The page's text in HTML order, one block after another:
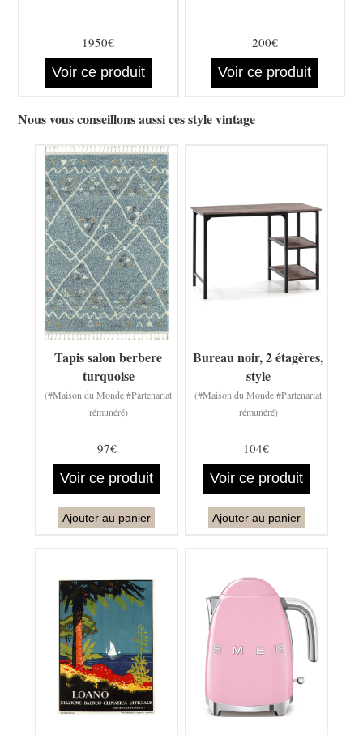
1950€
Voir ce produit
200€
Voir ce produit
Nous vous conseillons aussi ces style vintage
Tapis salon berbere
turquoise
(#Maison du Monde #Partenariat
rémunéré)
97€
Voir ce produit
Ajouter au panier
Bureau noir, 2 étagères,
style
(#Maison du Monde #Partenariat
rémunéré)
104€
Voir ce produit
Ajouter au panier